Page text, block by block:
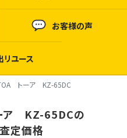
お客様の声
リユース
トーア KZ-65DC
KZ-65DCの
定価格